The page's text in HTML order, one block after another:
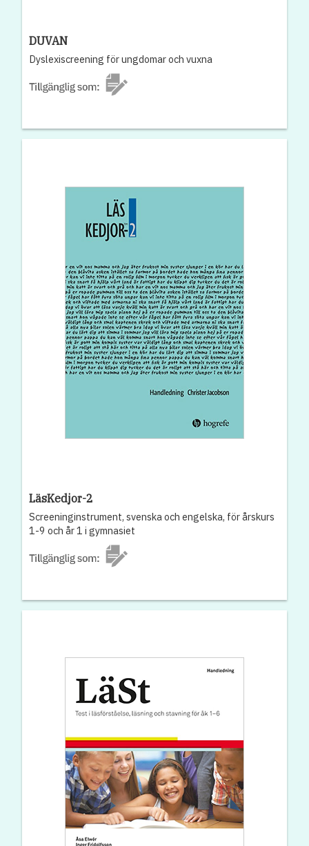
DUVAN
Dyslexiscreening för ungdomar och vuxna
LäsKedjor-2
Screeninginstrument, svenska och engelska, för årskurs
1-9 och år 1 i gymnasiet